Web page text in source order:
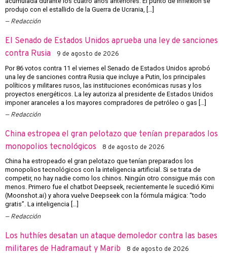
produjo con el estallido de la Guerra de Ucrania, […]
Redacción
El Senado de Estados Unidos aprueba una ley de sanciones
contra Rusia
9 de agosto de 2026
Por 86 votos contra 11 el viernes el Senado de Estados Unidos aprobó
una ley de sanciones contra Rusia que incluye a Putin, los principales
políticos y militares rusos, las instituciones económicas rusas y los
proyectos energéticos. La ley autoriza al presidente de Estados Unidos
imponer aranceles a los mayores compradores de petróleo o gas […]
Redacción
China estropea el gran pelotazo que tenían preparados los
monopolios tecnológicos
8 de agosto de 2026
China ha estropeado el gran pelotazo que tenían preparados los
monopolios tecnológicos con la inteligencia artificial. Si se trata de
competir, no hay nadie como los chinos. Ningún otro consigue más con
menos. Primero fue el chatbot Deepseek, recientemente le sucedió Kimi
(Moonshot.ai) y ahora vuelve Deepseek con la fórmula mágica: “todo
gratis”. La inteligencia […]
Redacción
Los huthíes desatan un ataque demoledor contra las bases
militares de Hadramaut y Marib
8 de agosto de 2026